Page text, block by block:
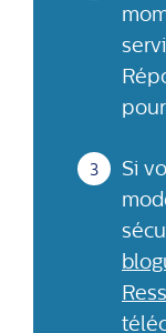
Si